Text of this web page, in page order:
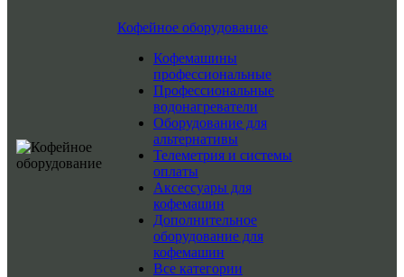
Кофейное оборудование
Кофемашины
профессиональные
Профессиональные
водонагреватели
Оборудование для
альтернативы
Телеметрия и системы
оплаты
Аксессуары для
кофемашин
Дополнительное
оборудование для
кофемашин
Все категории